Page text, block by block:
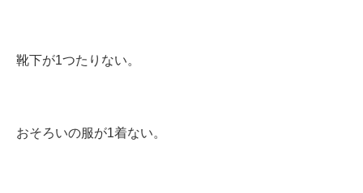
靴下が1つたりない。
おそろいの服が1着ない。